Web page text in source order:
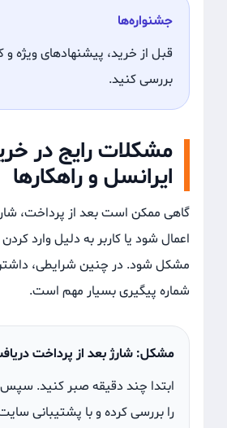
جشنواره‌ها
قبل از خرید، پیشنهادهای ویژه و
بررسی کنید.
مشکلات رایج در
ایرانسل و راهکارها
گاهی ممکن است بعد از پرداخت،
اعمال شود یا کاربر به دلیل وارد
مشکل شود. در چنین شرایطی،
شماره پیگیری بسیار مهم است.
مشکل: شارژ بعد از پرداخت
ابتدا چند دقیقه صبر کنید.
را بررسی کرده و با پشتیبانی